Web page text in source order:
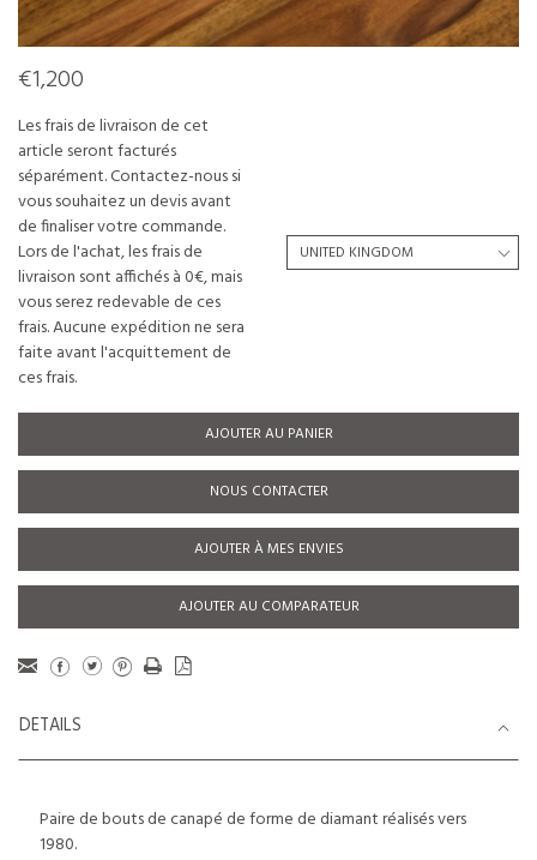
€1,200
Les frais de livraison de cet
article seront facturés
séparément. Contactez-nous si
vous souhaitez un devis avant
de finaliser votre commande.
Lors de l'achat, les frais de
livraison sont affichés à 0€, mais
vous serez redevable de ces
frais. Aucune expédition ne sera
faite avant l'acquittement de
ces frais.
AJOUTER AU PANIER
NOUS CONTACTER
AJOUTER À MES ENVIES
AJOUTER AU COMPARATEUR
DETAILS
Paire de bouts de canapé de forme de diamant réalisés vers
1980.